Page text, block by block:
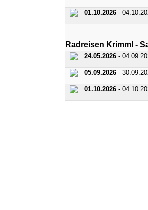
01.10.2026-
Radreisen Krimml -
24.05.2026-
05.09.2026-
01.10.2026-